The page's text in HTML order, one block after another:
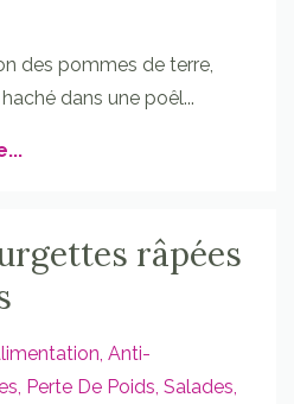
des pommes de terre,
dans une poêl...
râpées
Anti-
Perte De Poids Salades